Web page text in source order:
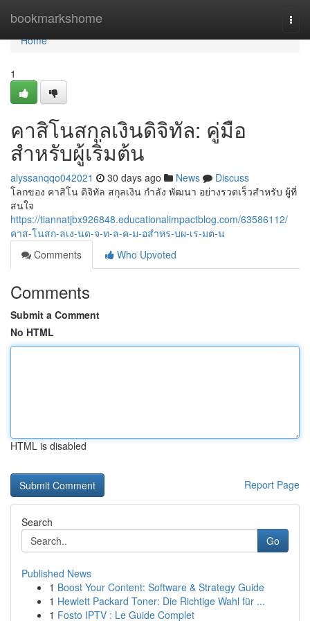
bookmarkshome
Home
Home
1
คาสิโนสกุลเงินดิจิทัล: คู่มือ
สำหรับผู้เริ่มต้น
alyssanqqo042021 30 days ago News
Discuss
โลกของ คาสิโน ดิจิทัล สกุลเงิน กำลัง พัฒนา อย่างรวดเร็วสำหรับ ผู้ที่
สนใจ
https://tiannatjbx926848.educationalimpactblog.com/63586112/
คาส-โนสก-ลเง-นด-จ-ท-ล-ค-ม-อสำหร-บผ-เร-มต-น
Comments
Who Upvoted
Comments
Submit a Comment
No HTML
HTML is disabled
Report Page
Search
Go
Published News
1 Boost Your Content: Software & Strategy Guide
1 Hewlett Packard Toner: Die Richtige Wahl für ...
1 Fosto IPTV : Le Guide Complet